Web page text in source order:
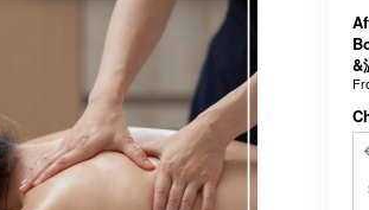
&